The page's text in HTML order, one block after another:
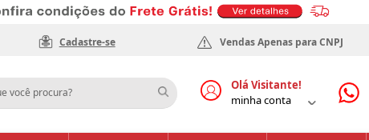
Cadastre-se Vendas Apenas para CNPJ
Olá Visitante!
minha conta